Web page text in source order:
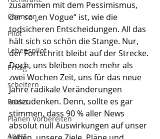
Chancen
Pilot
Lebenspilot
Erfolg
scheitern
Fehler
Planen Vorbereiten
Angst
zusammen mit dem Pessimismus,
der so „en Vogue“ ist, wie die
todsicheren Entscheidungen. All das
hält sich so schön die Stange. Nur,
der Fortschritt bleibt auf der Strecke.
Doch, uns bleiben noch mehr als
zwei Wochen Zeit, uns für das neue
Jahre radikale Veränderungen
auszudenken. Denn, sollte es gar
stimmen, dass 90 % aller News
absolut null Auswirkungen auf unser